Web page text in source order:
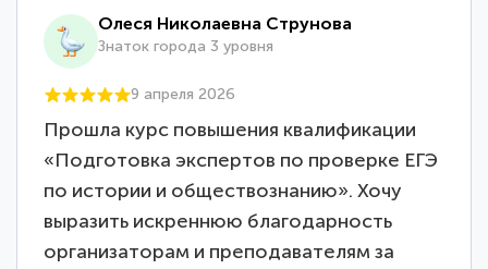
Олеся Николаевна Струнова
Знаток города 3 уровня
9 апреля 2026
Прошла курс повышения квалификации
«Подготовка экспертов по проверке ЕГЭ
по истории и обществознанию». Хочу
выразить искреннюю благодарность
организаторам и преподавателям за